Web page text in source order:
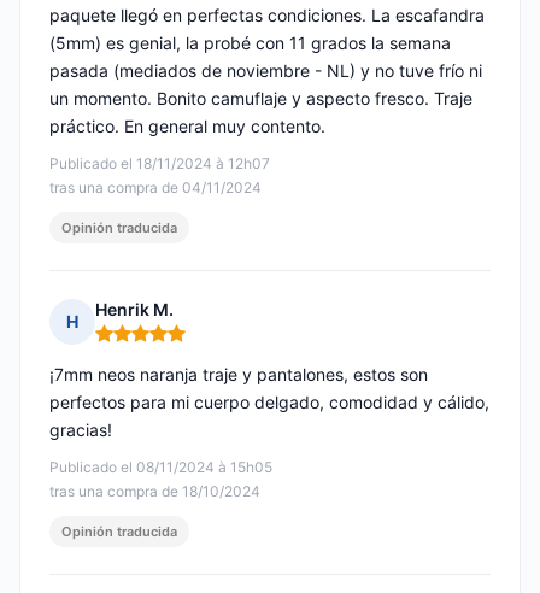
Publicado el 18/11/2024 à 12h07
tras una compra de 04/11/2024
paquete llegó en perfectas condiciones. La escafandra
(5mm) es genial, la probé con 11 grados la semana
pasada (mediados de noviembre - NL) y no tuve frío ni
un momento. Bonito camuflaje y aspecto fresco. Traje
práctico. En general muy contento.
Opinión traducida
H
Henrik M.
Nota: 5 de 5
Publicado el 08/11/2024 à 15h05
tras una compra de 18/10/2024
¡7mm neos naranja traje y pantalones, estos son
perfectos para mi cuerpo delgado, comodidad y cálido,
gracias!
Opinión traducida